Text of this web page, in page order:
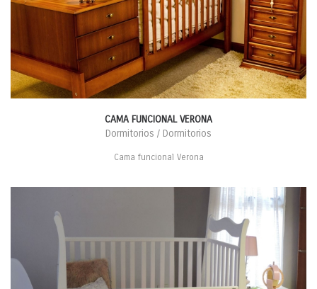
CAMA FUNCIONAL VERONA
Dormitorios / Dormitorios
Cama funcional Verona